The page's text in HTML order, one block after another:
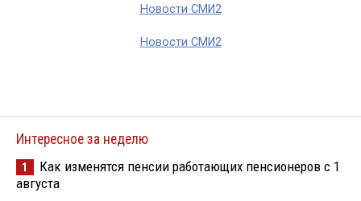
Новости СМИ2
Новости СМИ2
Интересное за неделю
1
Как изменятся пенсии работающих пенсионеров с 1
августа